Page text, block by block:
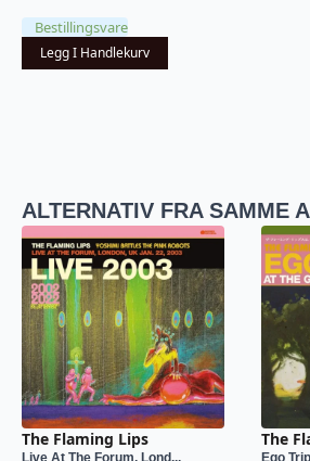
pris
var:
pris
er:
Bestillingsvare
Legg I Handlekurv
ALTERNATIV FRA SAMME
The Flaming Lips
Live At The Forum, Lond...
The
Ego